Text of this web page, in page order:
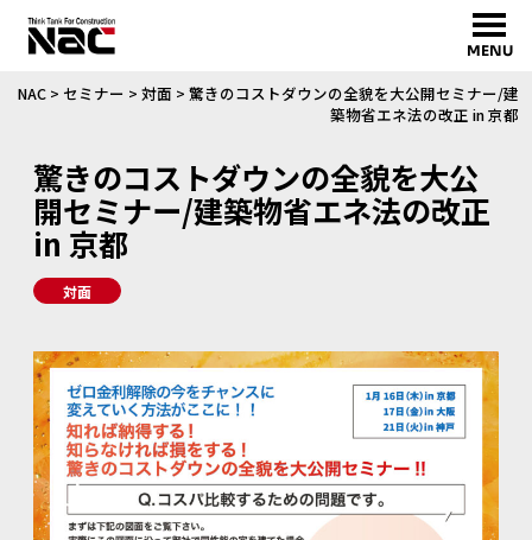
MENU
NAC> セミナー > 対面 > 驚きのコストダウンの全貌を大公開セミナー/建
築物省エネ法の改正 in 京都
驚きのコストダウンの全貌を大公
開セミナー/建築物省エネ法の改正
in 京都
対面